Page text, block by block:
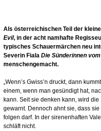
Als österreichischen Teil der
Evil, in der acht namhafte
typisches Schauermärchen neu
Severin Fiala Die Sünderinnen
menschengemacht.
„Wenn’s Gwiss’n druckt, dann
einem, wenn man gesündigt hat,
kann. Seit sie denken kann, wird
gewarnt. Dennoch ahnt sie, dass
folgen darf. In der sirenenhaften
schläft nicht.